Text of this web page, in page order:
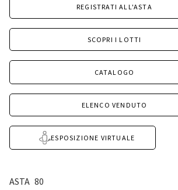
REGISTRATI ALL'ASTA
SCOPRI I LOTTI
CATALOGO
ELENCO VENDUTO
ESPOSIZIONE VIRTUALE
ASTA 80